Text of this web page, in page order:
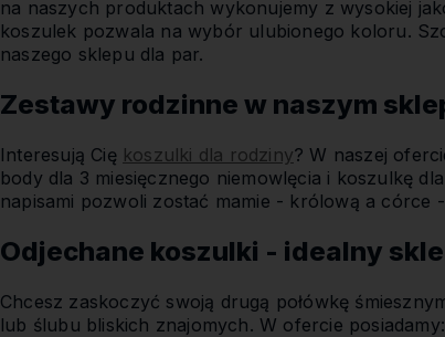
na naszych produktach wykonujemy z wysokiej
koszulek pozwala na wybór ulubionego koloru.
naszego sklepu dla par.
Zestawy rodzinne w naszym
Interesują Cię koszulki dla rodziny? W naszej
body dla 3 miesięcznego niemowlęcia i koszulkę
napisami pozwoli zostać mamie - królową a córce
Odjechane koszulki - idealny
Chcesz zaskoczyć swoją drugą połówkę
lub ślubu bliskich znajomych. W ofercie posiadamy: